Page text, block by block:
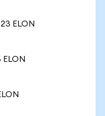
ELON